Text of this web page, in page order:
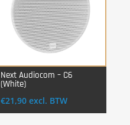
Login Voor Aankoop
Next Audiocom – C6
(White)
€21,90 excl. BTW